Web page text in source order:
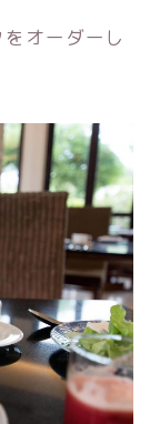
オーダーし